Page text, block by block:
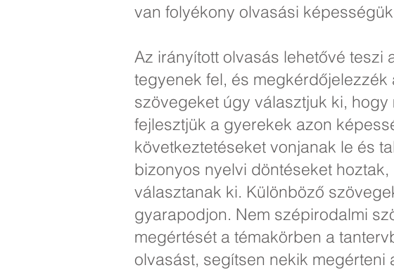
van folyékony olvasási
Az irányított olvasás lehetővé
tegyenek fel, és
szövegeket úgy választjuk ki,
fejlesztjük a gyerekek azon
következtetéseket vonjanak le és
bizonyos nyelvi döntéseket
választanak ki. Különböző
gyarapodjon. Nem szépirodalmi
megértését a témakörben a
olvasást, segítsen nekik